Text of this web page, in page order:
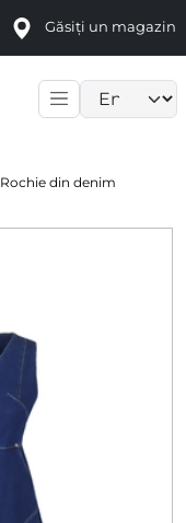
Găsiți un magazin
Rochie din denim